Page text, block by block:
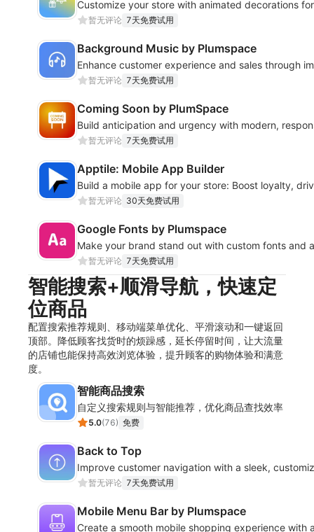
Customize your store with animated decorations
暂无评论 7天免费试用
Background Music by Plumspace
Enhance customer experience and sales through
暂无评论 7天免费试用
Coming Soon by PlumSpace
Build anticipation and urgency with modern,
暂无评论 7天免费试用
Apptile: Mobile App Builder
Build a mobile app for your store: Boost loyalty,
暂无评论 30天免费试用
Google Fonts by Plumspace
Make your brand stand out with custom fonts and
暂无评论 7天免费试用
智能搜索+顺滑导航，快速定
位商品
配置搜索推荐规则、移动端菜单优化、平滑滚动和一键返回
顶部。降低顾客找货时的烦躁感，延长停留时间，让大流量
的店铺也能保持高效浏览体验，提升顾客的购物体验和满意
度。
智能商品搜索
自定义搜索规则与智能推荐，优化商品查找效率
5.0(76) 免费
Back to Top
Improve customer navigation with a sleek,
暂无评论 7天免费试用
Mobile Menu Bar by Plumspace
Create a smooth mobile shopping experience with